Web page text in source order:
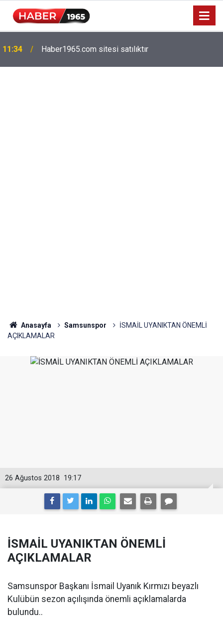
11:34 Haber1965.com sitesi satılıktır
15:52
hesaplarda
Anasayfa Samsunspor
İSMAİL UYANIKTAN ÖNEMLİ
AÇIKLAMALAR
19:17
26 Ağustos 2018
İSMAİL UYANIKTAN ÖNEMLİ
AÇIKLAMALAR
Samsunspor Başkanı İsmail Uyanık Kırmızı beyazlı
Kulübün sezon açılışında önemli açıklamalarda
bulundu..